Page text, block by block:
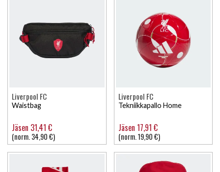
Liverpool FC
Waistbag
Jäsen 31,41 €
(norm. 34,90 €)
Liverpool FC
Tekniikkapallo Home
Jäsen 17,91 €
(norm. 19,90 €)